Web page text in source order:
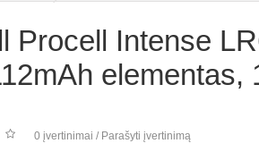
Procell Intense
elementas,
0 įvertinimai / Parašyti įvertinimą